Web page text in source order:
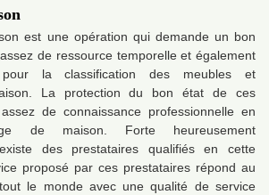
est une opération qui demande un bon
de ressource temporelle et également
pour la classification des meubles et
La protection du bon état de ces
de connaissance professionnelle en
de maison. Forte heureusement
des prestataires qualifiés en cette
proposé par ces prestataires répond au
le monde avec une qualité de service